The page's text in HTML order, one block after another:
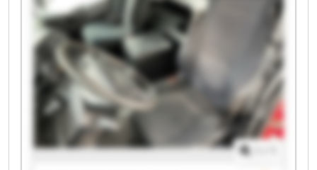
Padraig Shine Consultancy Padraig Shine
Consultancy Padraig Shine Consultancy Padraig
Shine Consultancy Padraig Shine Consultancy
Padraig Shine Consultancy Padraig Shine
Consultancy Padraig Shine Consultancy Padraig
Shine Consultancy Padraig Shine Consultancy